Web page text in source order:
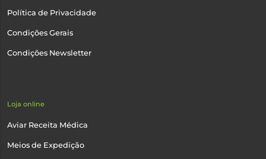
Política de Privacidade
Condições Gerais
Condições Newsletter
Loja online
Aviar Receita Médica
Meios de Expedição